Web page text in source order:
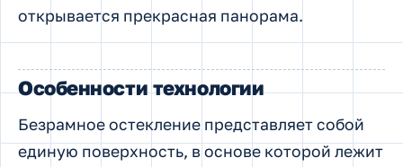
открывается прекрасная панорама.
Особенности технологии
Безрамное остекление представляет собой
единую поверхность, в основе которой лежит